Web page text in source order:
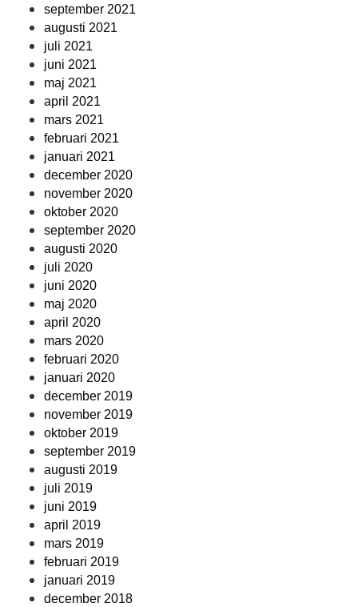
september 2021
augusti 2021
juli 2021
juni 2021
maj 2021
april 2021
mars 2021
februari 2021
januari 2021
december 2020
november 2020
oktober 2020
september 2020
augusti 2020
juli 2020
juni 2020
maj 2020
april 2020
mars 2020
februari 2020
januari 2020
december 2019
november 2019
oktober 2019
september 2019
augusti 2019
juli 2019
juni 2019
april 2019
mars 2019
februari 2019
januari 2019
december 2018